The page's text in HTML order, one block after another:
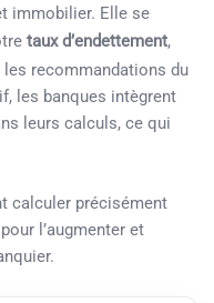
immobilier. Elle se
taux d’endettement,
recommandations du
les banques intègrent
leurs calculs, ce qui
calculer précisément
l’augmenter et